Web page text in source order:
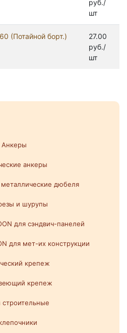
Анкеры
анкеры
дюбеля
и шурупы
для сэндвич-панелей
для мет-их конструкции
крепеж
крепеж
строительные
руб./
шт
(Потайной борт.)
27.00
руб./
шт